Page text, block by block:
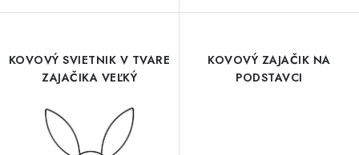
KOVOVÝ SVIETNIK V TVARE
ZAJAČIKA VEĽKÝ
KOVOVÝ ZAJAČIK NA
PODSTAVCI